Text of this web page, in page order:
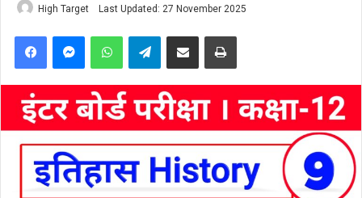
High Target Last Updated: 27 November 2025
FacebookMessengerWhatsAppTelegramShare via Email Print